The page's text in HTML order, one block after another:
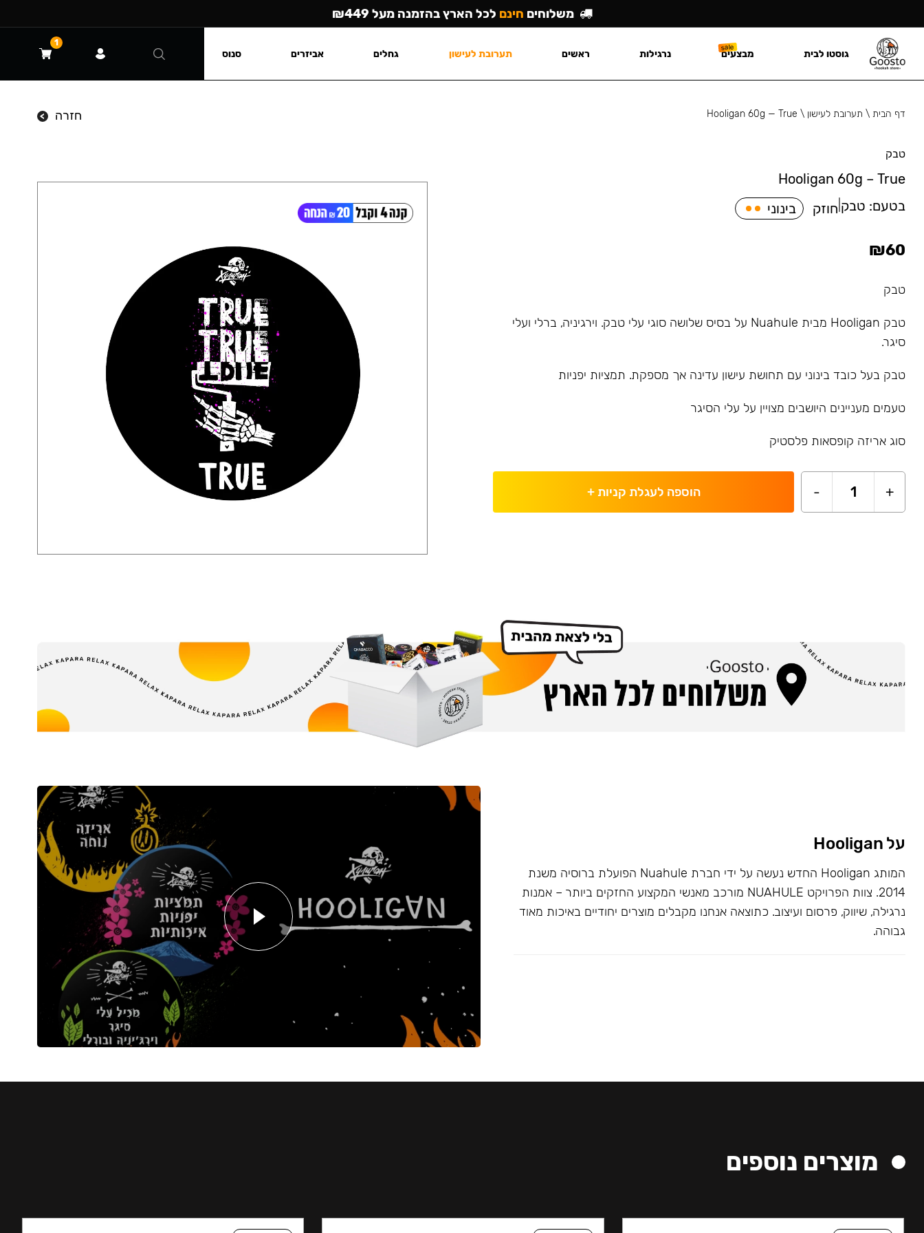
דף הבית\ תערובת לעישון \
Hooligan 60g — True חזרה
טבק
Hooligan 60g – True
בטעם: טבק חוזק בינוני
₪60
טבק
טבק Hooligan מבית Nuahule על בסיס שלושה סוגי עלי טבק. וירגיניה, ברלי ועלי
סיגר.
טבק בעל כובד בינוני עם תחושת עישון עדינה אך מספקת. תמציות יפניות
טעמים מעניינים היושבים מצויין על עלי הסיגר
סוג אריזה קופסאות פלסטיק
+
1
- הוספה לעגלת קניות+
על Hooligan
המותג Hooligan החדש נעשה על ידי חברת Nuahule הפועלת ברוסיה משנת
2014. צוות הפרויקט NUAHULE מורכב מאנשי המקצוע החזקים ביותר – אמנות
נרגילה, שיווק, פרסום ועיצוב. כתוצאה אנחנו מקבלים מוצרים יחודיים באיכות מאוד
גבוהה.
מוצרים נוספים
משלוחים חינם לכל הארץ בהזמנה מעל ₪449
גוסטו לבית מבצעים נרגילות ראשים תערובת לעישון גחלים אביזרים סנוס
1